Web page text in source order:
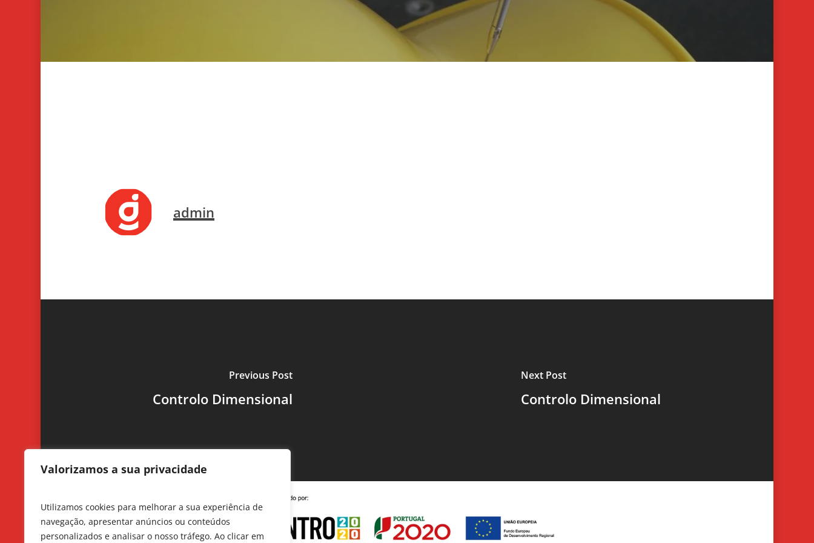
Valorizamos a sua privacidade
Utilizamos cookies para melhorar a sua experiência de
navegação, apresentar anúncios ou conteúdos
personalizados e analisar o nosso tráfego. Ao clicar em
admin
Previous Post
Controlo Dimensional
Next Post
Controlo Dimensional